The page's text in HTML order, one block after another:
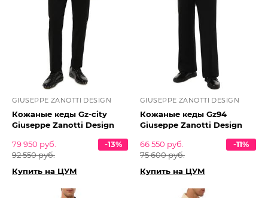
GIUSEPPE ZANOTTI DESIGN
Кожаные кеды Gz-city
Giuseppe Zanotti Design
79 950 руб.
92 550 руб.
-13%
Купить на ЦУМ
GIUSEPPE ZANOTTI DESIGN
Кожаные кеды Gz94
Giuseppe Zanotti Design
66 550 руб.
75 600 руб.
-11%
Купить на ЦУМ